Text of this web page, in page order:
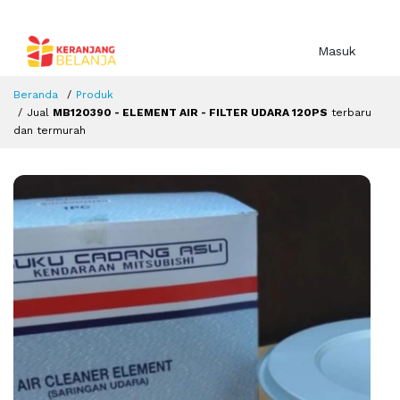
Masuk
Beranda
Produk
Jual MB120390 - ELEMENT AIR - FILTER UDARA 120PS terbaru
dan termurah